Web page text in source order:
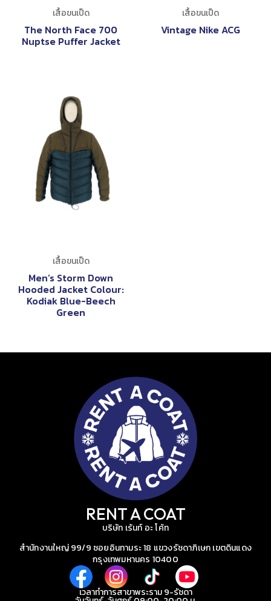
เสื้อขนเป็ด
The North Face 700
Nuptse Puffer Jacket
เสื้อขนเป็ด
Vintage Nike ACG
เสื้อขนเป็ด
Men’s Storm Down
Hooded Jacket Colour:
Kodiak Blue-Beech
Green
RENT A COAT
บริษัท เร้นท์ อะ โค้ท
สำนักงานใหญ่ 99/9 ซอยอินทามระ 18 แขวงรัชดาภิเษก เขตดินแดง
กรุงเทพมหานคร 10400
เวลาทำการสาขาพระราม 9-รัชดา